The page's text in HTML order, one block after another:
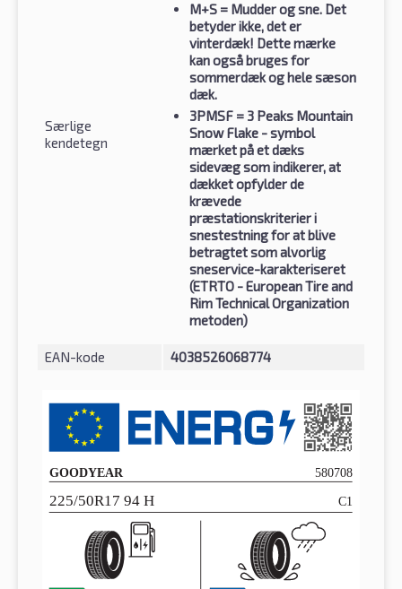
Særlige
kendetegn
M+S = Mudder og sne. Det
betyder ikke, det er
vinterdæk! Dette mærke
kan også bruges for
sommerdæk og hele sæson
dæk.
3PMSF = 3 Peaks Mountain
Snow Flake - symbol
mærket på et dæks
sidevæg som indikerer, at
dækket opfylder de
krævede
præstationskriterier i
snestestning for at blive
betragtet som alvorlig
sneservice-karakteriseret
(ETRTO - European Tire and
Rim Technical Organization
metoden)
EAN-kode 4038526068774